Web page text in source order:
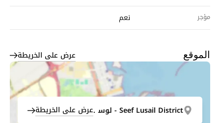
مؤجر نعم
الموقع عرض على الخريطة
Seef Lusail District - لوسيل عرض على الخريطة